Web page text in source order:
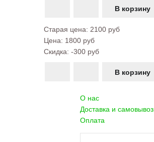
Старая цена: 2100 руб
Цена: 1800 руб
Скидка: -300 руб
О нас
Доставка и самовывоз
Оплата